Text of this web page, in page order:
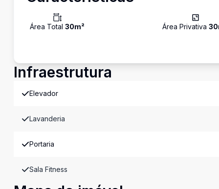
Área Total 30m² Área Privativa30
Infraestrutura
Elevador
Lavanderia
Portaria
Sala Fitness